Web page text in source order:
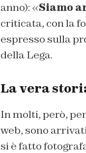
anno): «Siamo
criticata, con la
espresso sulla
della Lega.
La vera
In molti, però,
web, sono
si è fatto